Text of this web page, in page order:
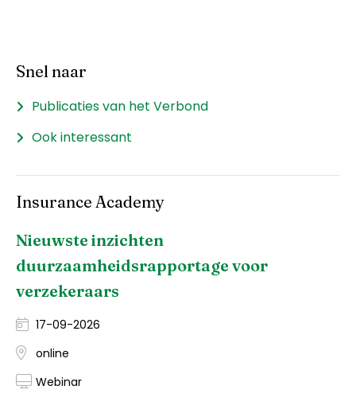
Snel naar
Publicaties van het Verbond
Ook interessant
Insurance Academy
Nieuwste inzichten
duurzaamheidsrapportage voor
verzekeraars
17-09-2026
online
Webinar